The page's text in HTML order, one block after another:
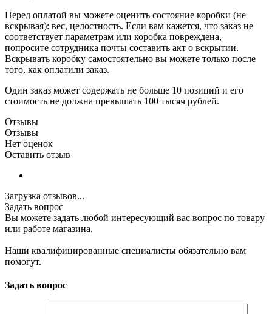
Перед оплатой вы можете оценить состояние коробки (не
вскрывая): вес, целостность. Если вам кажется, что заказ не
соответствует параметрам или коробка повреждена,
попросите сотрудника почты составить акт о вскрытии.
Вскрывать коробку самостоятельно вы можете только после
того, как оплатили заказ.
Один заказ может содержать не больше 10 позиций и его
стоимость не должна превышать 100 тысяч рублей.
Отзывы
Отзывы
Нет оценок
Оставить отзыв
Загрузка отзывов...
Задать вопрос
Вы можете задать любой интересующий вас вопрос по товару
или работе магазина.
Наши квалифицированные специалисты обязательно вам
помогут.
Задать вопрос